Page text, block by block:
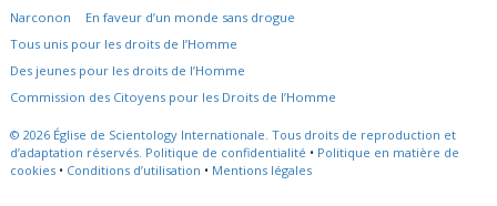
Narconon
En faveur d’un monde sans drogue
Tous unis pour les droits de l’Homme
Des jeunes pour les droits de l’Homme
Commission des Citoyens pour les Droits de l’Homme
© 2026 Église de Scientology Internationale. Tous droits de reproduction et
d’adaptation réservés. Politique de confidentialité • Politique en matière de
cookies • Conditions d’utilisation • Mentions légales